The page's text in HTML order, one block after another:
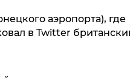
аэропорта), где
в Twitter